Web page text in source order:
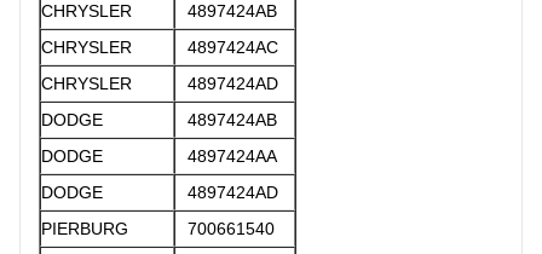
CHRYSLER
4897424AB
CHRYSLER
4897424AC
CHRYSLER
4897424AD
DODGE
4897424AB
DODGE
4897424AA
DODGE
4897424AD
PIERBURG
700661540